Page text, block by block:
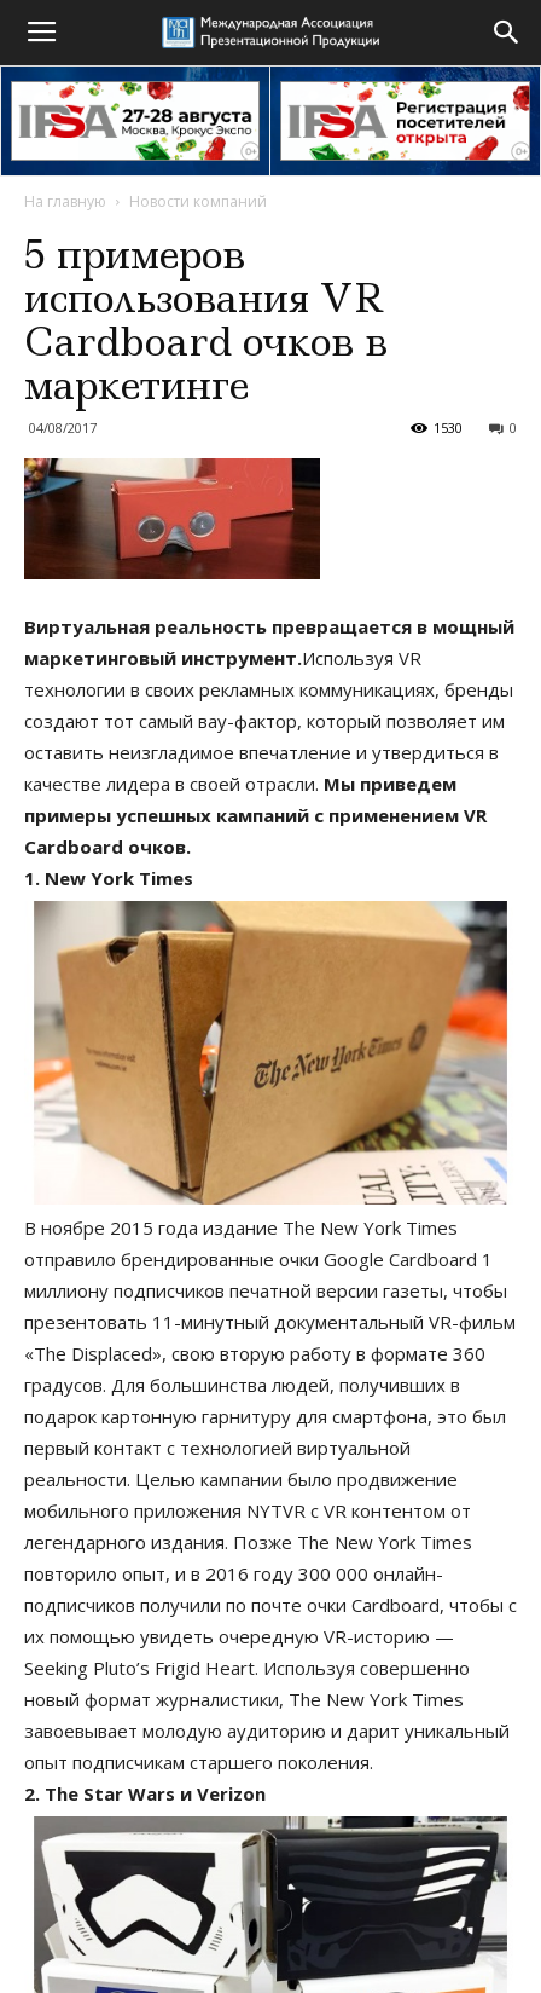
На главную Новости компаний
5 примеров
использования VR
Cardboard очков в
маркетинге
04/08/2017 0
1530
Виртуальная реальность превращается в мощный
маркетинговый инструмент.Используя VR
технологии в своих рекламных коммуникациях, бренды
создают тот самый вау-фактор, который позволяет им
оставить неизгладимое впечатление и утвердиться в
качестве лидера в своей отрасли. Мы приведем
примеры успешных кампаний с применением VR
Cardboard очков.
1. New York Times
В ноябре 2015 года издание The New York Times
отправило брендированные очки Google Cardboard 1
миллиону подписчиков печатной версии газеты, чтобы
презентовать 11-минутный документальный VR-фильм
«The Displaced», свою вторую работу в формате 360
градусов. Для большинства людей, получивших в
подарок картонную гарнитуру для смартфона, это был
первый контакт с технологией виртуальной
реальности. Целью кампании было продвижение
мобильного приложения NYTVR с VR контентом от
легендарного издания. Позже The New York Times
повторило опыт, и в 2016 году 300 000 онлайн-
подписчиков получили по почте очки Сardboard, чтобы с
их помощью увидеть очередную VR-историю —
Seeking Pluto’s Frigid Heart. Используя совершенно
новый формат журналистики, The New York Times
завоевывает молодую аудиторию и дарит уникальный
опыт подписчикам старшего поколения.
2. The Star Wars и Verizon